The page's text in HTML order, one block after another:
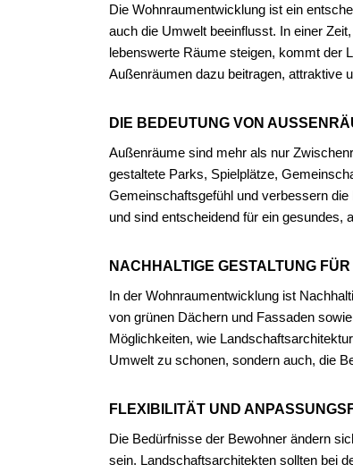
Die Wohnraumentwicklung ist ein
auch die Umwelt beeinflusst. In einer
lebenswerte Räume steigen, kommt der
Außenräumen dazu beitragen, attraktive
DIE BEDEUTUNG VON
Außenräume sind mehr als nur
gestaltete Parks, Spielplätze,
Gemeinschaftsgefühl und verbessern
und sind entscheidend für ein gesundes,
NACHHALTIGE GESTALTUNG
In der Wohnraumentwicklung ist
von grünen Dächern und Fassaden
Möglichkeiten, wie
Umwelt zu schonen, sondern auch, die
FLEXIBILITÄT UND
Die Bedürfnisse der Bewohner ändern
sein. Landschaftsarchitekten sollten bei